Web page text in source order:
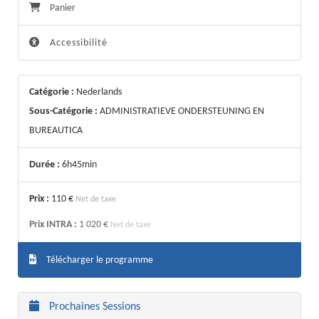
Panier
Accessibilité
Catégorie : Nederlands
Sous-Catégorie : ADMINISTRATIEVE ONDERSTEUNING EN
BUREAUTICA
Durée : 6h45min
Prix : 110 € Net de taxe
Prix INTRA : 1 020 € Net de taxe
Télécharger le programme
Prochaines Sessions